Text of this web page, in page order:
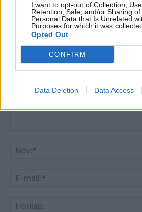
I want to opt-out of Collection, Use,
Retention, Sale, and/or Sharing of
Personal Data that Is Unrelated
Purposes for which it was
Opted Out
CONFIRM
Data Deletion Data Access
HOZZÁSZÓLOK A CIKKHEZ